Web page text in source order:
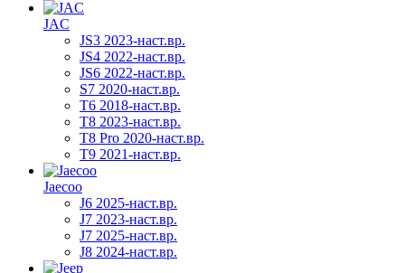
JAC
JS3 2023-наст.вр.
JS4 2022-наст.вр.
JS6 2022-наст.вр.
S7 2020-наст.вр.
T6 2018-наст.вр.
T8 2023-наст.вр.
T8 Pro 2020-наст.вр.
T9 2021-наст.вр.
Jaecoo
J6 2025-наст.вр.
J7 2023-наст.вр.
J7 2025-наст.вр.
J8 2024-наст.вр.